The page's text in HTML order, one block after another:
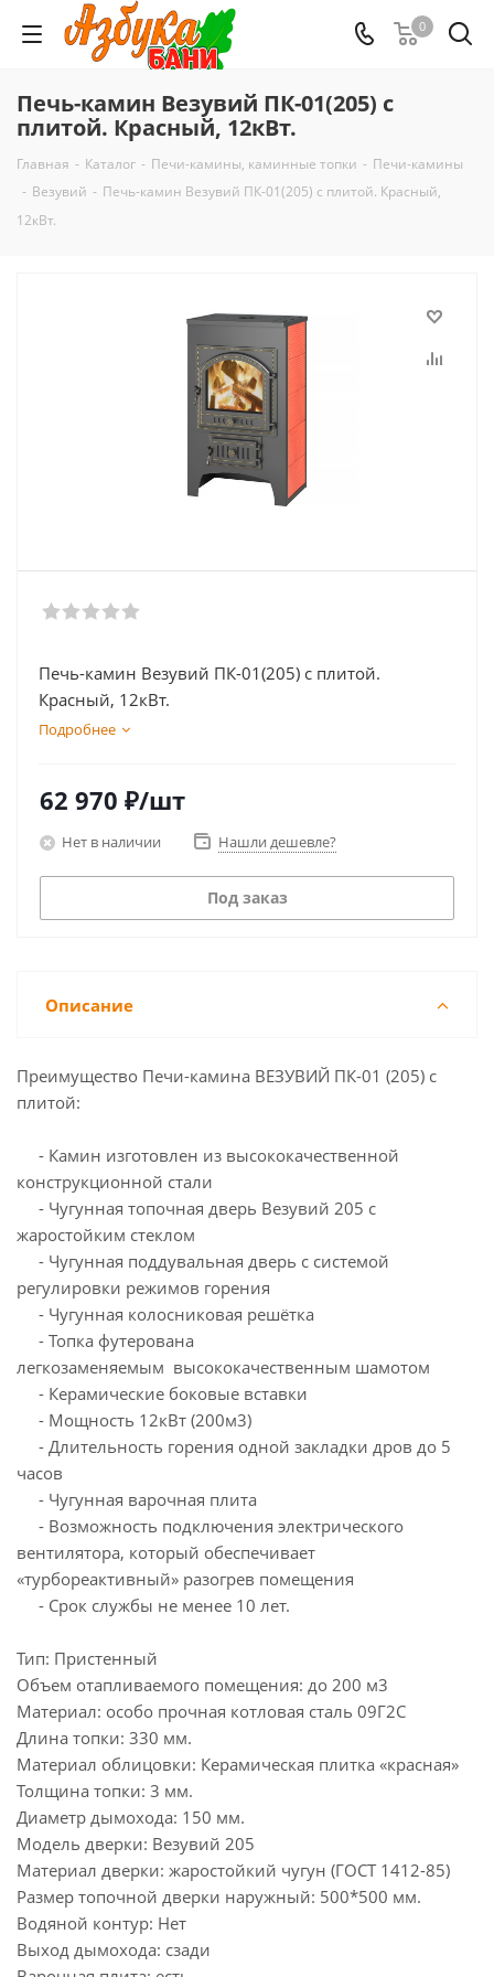
0
Печь-камин Везувий ПК-01(205) с
плитой. Красный, 12кВт.
Главная - Каталог - Печи-камины, каминные топки - Печи-камины
- Везувий - Печь-камин Везувий ПК-01(205) с плитой. Красный,
12кВт.
Печь-камин Везувий ПК-01(205) с плитой.
Красный, 12кВт.
Подробнее
62 970 ₽/шт
Нет в наличии Нашли дешевле?
Под заказ
Описание
Преимущество Печи-камина ВЕЗУВИЙ ПК-01 (205) с
плитой:
- Камин изготовлен из высококачественной
конструкционной стали
- Чугунная топочная дверь Везувий 205 с
жаростойким стеклом
- Чугунная поддувальная дверь с системой
регулировки режимов горения
- Чугунная колосниковая решётка
- Топка футерована
легкозаменяемым высококачественным шамотом
- Керамические боковые вставки
- Мощность 12кВт (200м3)
- Длительность горения одной закладки дров до 5
часов
- Чугунная варочная плита
- Возможность подключения электрического
вентилятора, который обеспечивает
«турбореактивный» разогрев помещения
- Срок службы не менее 10 лет.
Тип: Пристенный
Объем отапливаемого помещения: до 200 м3
Материал: особо прочная котловая сталь 09Г2С
Длина топки: 330 мм.
Материал облицовки: Керамическая плитка «красная»
Толщина топки: 3 мм.
Диаметр дымохода: 150 мм.
Модель дверки: Везувий 205
Материал дверки: жаростойкий чугун (ГОСТ 1412-85)
Размер топочной дверки наружный: 500*500 мм.
Водяной контур: Нет
Выход дымохода: сзади